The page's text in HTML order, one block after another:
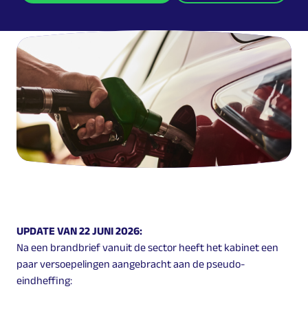
UPDATE VAN 22 JUNI 2026:
Na een brandbrief vanuit de sector heeft het kabinet een
paar versoepelingen aangebracht aan de pseudo-
eindheffing: